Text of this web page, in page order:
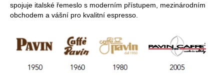
spojuje italské řemeslo s moderním přístupem, mezinárodním
obchodem a vášní pro kvalitní espresso.